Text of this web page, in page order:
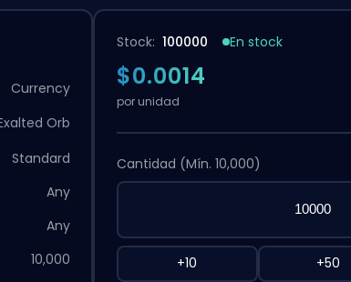
Currency
Orb
Standard
Any
Any
10,000
Stock: 100000 En stock
$0.0014
por unidad
Cantidad (Mín. 10,000)
+10 +50